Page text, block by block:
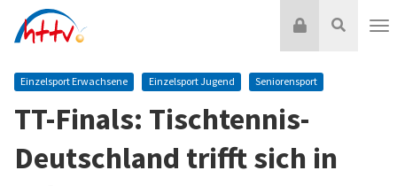
Inhalt
Suche
Login
Einzelsport Erwachsene Einzelsport Jugend Seniorensport
TT-Finals: Tischtennis-
Deutschland trifft sich in